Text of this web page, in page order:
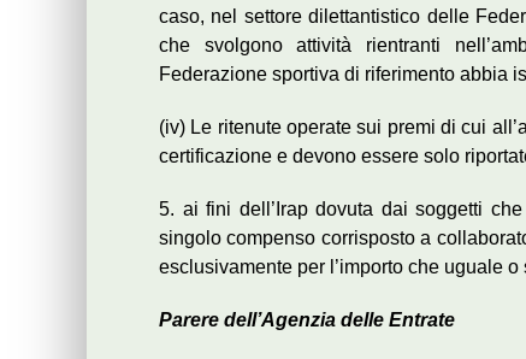
caso, nel settore dilettantistico delle
che svolgono attività rientranti
Federazione sportiva di riferimento abbia
(iv) Le ritenute operate sui premi di cui
certificazione e devono essere solo
5. ai fini dell’Irap dovuta dai soggetti
singolo compenso corrisposto a
esclusivamente per l’importo che uguale
Parere dell’Agenzia delle Entrate